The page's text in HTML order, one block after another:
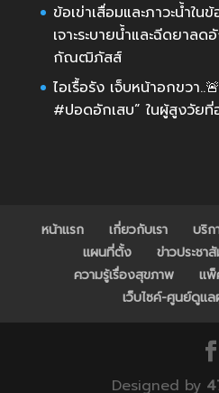
ข้อเข่าเสื่อมและภาวะน้ำใ
เจาะระบายน้ำและฉีดยาล
กัณฒิภัสส์
ไอเรื้อรัง เจ็บหน้าอกขวา
#ปอดอักเสบ” ในผู้สูงวัยที่
หน้าแรก เกี่ยวกับเรา บริก
แผนที่ตั้ง
ข่าวประชา
ความรู้เรื่องสุขภาพ
แพ็
เว็บไซค์-ศูนย์ดูแ
Designed by